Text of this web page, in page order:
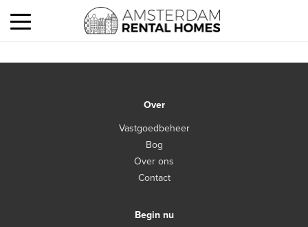
Over
Vastgoedbeheer
Bog
Over ons
Contact
Begin nu